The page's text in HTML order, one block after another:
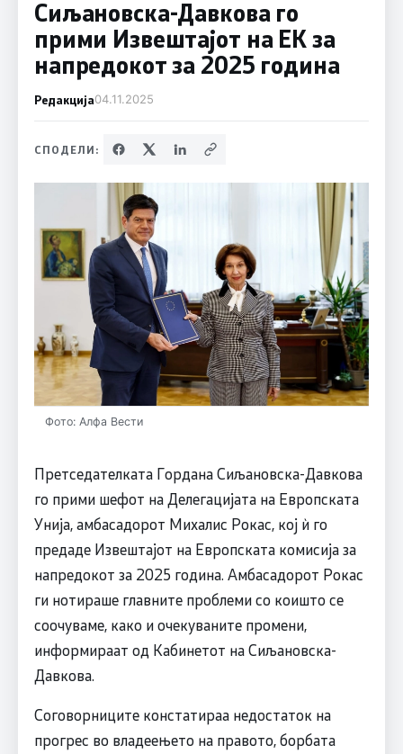
Сиљановска-Давкова го
прими Извештајот на ЕК за
напредокот за 2025 година
Редакција04.11.2025
СПОДЕЛИ:
Фото: Алфа Вести
Претседателката Гордана Сиљановска-Давкова
го прими шефот на Делегацијата на Европската
Унија, амбасадорот Михалис Рокас, кој ѝ го
предаде Извештајот на Европската комисија за
напредокот за 2025 година. Амбасадорот Рокас
ги нотираше главните проблеми со коишто се
соочуваме, како и очекуваните промени,
информираат од Кабинетот на Сиљановска-
Давкова.
Соговорниците констатираа недостаток на
прогрес во владеењето на правото, борбата